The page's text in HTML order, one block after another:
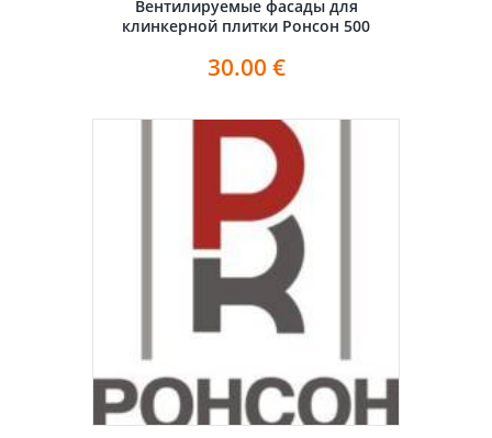
Вентилируемые фасады для
клинкерной плитки Ронсон 500
30.00 €